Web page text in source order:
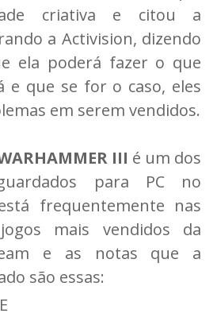
criativa e citou a
a Activision, dizendo
ela poderá fazer o que
e que se for o caso, eles
em serem vendidos.
III é um dos
para PC no
frequentemente nas
mais vendidos da
e as notas que a
são essas: